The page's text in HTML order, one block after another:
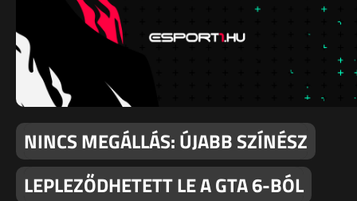
NINCS MEGÁLLÁS: ÚJABB SZÍNÉSZ
LEPLEZŐDHETETT LE A GTA 6-BÓL